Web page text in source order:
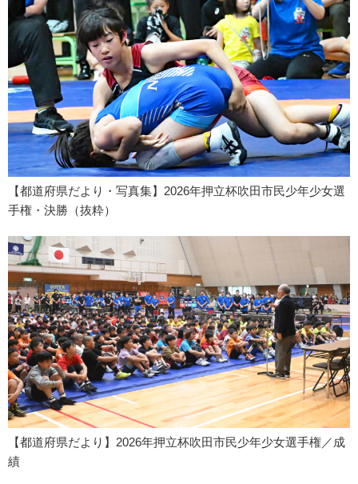
【都道府県だより・写真集】2026年押立杯吹田市民少年少女選
手権・決勝（抜粋）
【都道府県だより】2026年押立杯吹田市民少年少女選手権／成
績